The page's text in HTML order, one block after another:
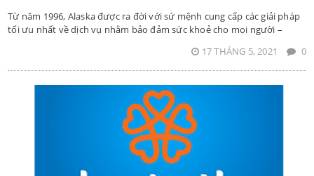
Từ năm 1996, Alaska được ra đời với sứ mệnh cung cấp các giải pháp
tối ưu nhất về dịch vụ nhằm bảo đảm sức khoẻ cho mọi người –
17 THÁNG 5, 2021
0